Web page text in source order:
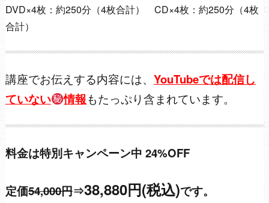
DVD×4枚：約250分（4枚合計） CD×4枚：約250分（4枚
合計）
講座でお伝えする内容には、 YouTubeでは配信し
ていない
情報もたっぷり含まれています。
料金は特別キャンペーン中 24%OFF
定価54,000円⇒38,880円(税込)です。